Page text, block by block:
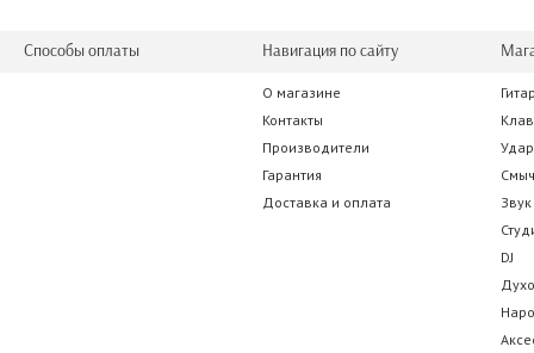
Способы оплаты Навигация по сайту
О магазине
Контакты
Производители
Гарантия
Доставка и оплата
Звук
DJ